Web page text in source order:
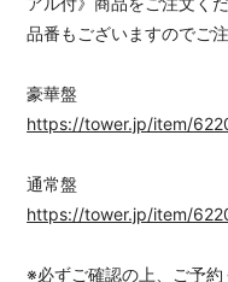
品番もございますのでご
豪華盤
https://tower.jp/item/
通常盤
https://tower.jp/item/
※必ずご確認の上、ご予約